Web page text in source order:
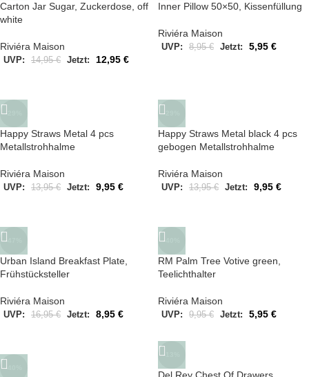
Carton Jar Sugar, Zuckerdose, off
white
Riviéra Maison
UVP: 14,95€ Jetzt: 12,95 €
Inner Pillow 50×50, Kissenfüllung
Riviéra Maison
UVP: 8,95€ Jetzt: 5,95 €
-29%
Happy Straws Metal 4 pcs
Metallstrohhalme
Riviéra Maison
UVP: 13,95€ Jetzt: 9,95 €
-29%
Happy Straws Metal black 4 pcs
gebogen Metallstrohhalme
Riviéra Maison
UVP: 13,95€ Jetzt: 9,95 €
-47%
Urban Island Breakfast Plate,
Frühstücksteller
Riviéra Maison
UVP: 16,95€ Jetzt: 8,95 €
-40%
RM Palm Tree Votive green,
Teelichthalter
Riviéra Maison
UVP: 9,95€ Jetzt: 5,95 €
-40%
-13%